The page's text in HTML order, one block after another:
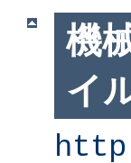
機
イ